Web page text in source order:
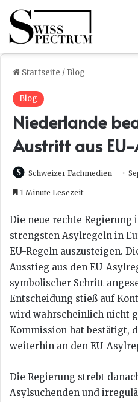
Startseite / Blog
Blog
Niederlande
Austritt aus
Schweizer Fachmedien
1 Minute Lesezeit
Die neue rechte Regierung
strengsten Asylregeln in
EU-Regeln auszusteigen.
Ausstieg aus den EU-
symbolischer Schritt
Entscheidung stieß auf
wird wahrscheinlich nicht
Kommission hat bestätigt,
weiterhin an den EU-
Die Regierung strebt
Asylsuchenden und